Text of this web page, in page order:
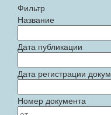
Фильтр
Название
Дата публикации
Дата регистрации
Номер документа